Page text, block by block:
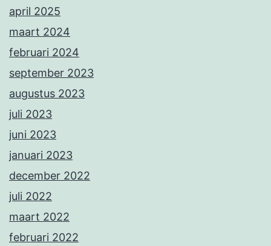
april 2025
maart 2024
februari 2024
september 2023
augustus 2023
juli 2023
juni 2023
januari 2023
december 2022
juli 2022
maart 2022
februari 2022